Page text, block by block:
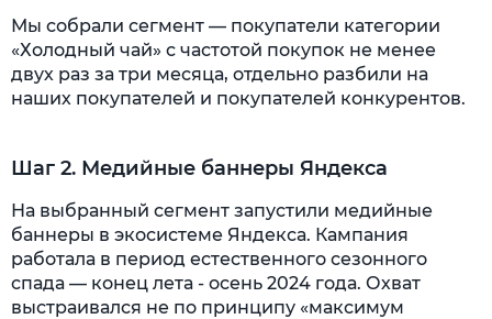
Мы собрали сегмент — покупатели категории
«Холодный чай» с частотой покупок не менее
двух раз за три месяца, отдельно разбили на
наших покупателей и покупателей конкурентов.
Шаг 2. Медийные баннеры Яндекса
На выбранный сегмент запустили медийные
баннеры в экосистеме Яндекса. Кампания
работала в период естественного сезонного
спада — конец лета - осень 2024 года. Охват
выстраивался не по принципу «максимум